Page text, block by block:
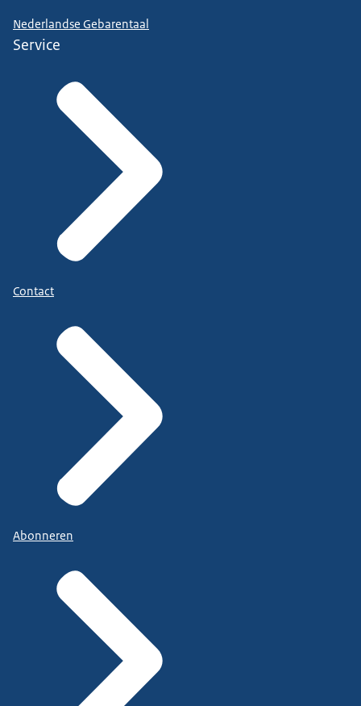
Nederlandse Gebarentaal
Service
Contact
Abonneren